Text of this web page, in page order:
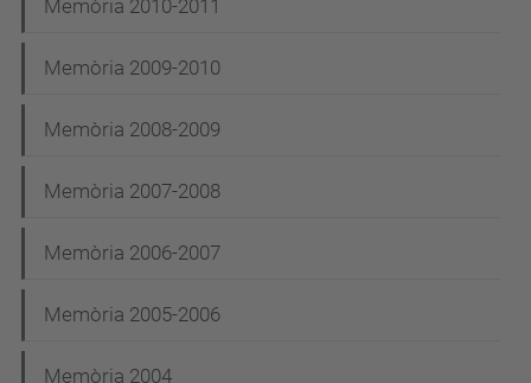
Memòria 2010-2011
Memòria 2009-2010
Memòria 2008-2009
Memòria 2007-2008
Memòria 2006-2007
Memòria 2005-2006
Memòria 2004